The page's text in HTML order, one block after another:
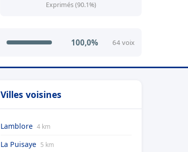
Exprimés (90.1%)
100,0% 64 voix
Villes voisines
Lamblore 4 km
La Puisaye 5 km